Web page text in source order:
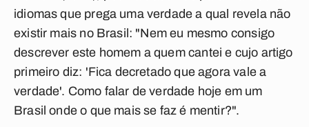
idiomas que prega uma verdade a qual revela não
existir mais no Brasil: "Nem eu mesmo consigo
descrever este homem a quem cantei e cujo artigo
primeiro diz: 'Fica decretado que agora vale a
verdade'. Como falar de verdade hoje em um
Brasil onde o que mais se faz é mentir?".